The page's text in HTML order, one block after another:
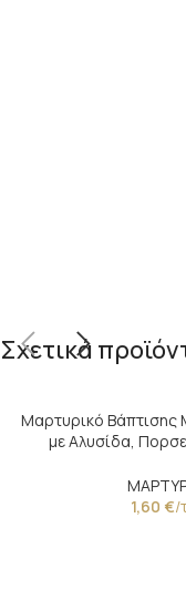
Σχετικά
Μαρτυρικό Βάπτισης
με Αλυσίδα,
1,60 €/